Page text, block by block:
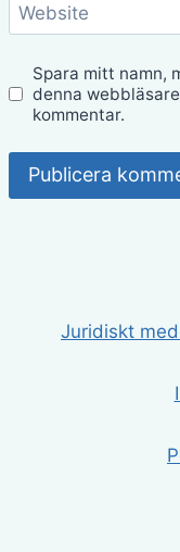
Website
Spara mitt namn,
denna
kommentar.
Juridiskt